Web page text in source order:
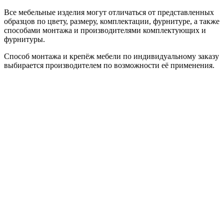
Все мебельные изделия могут отличаться от представленных
образцов по цвету, размеру, комплектации, фурнитуре, а также
способами монтажа и производителями комплектующих и
фурнитуры.
Способ монтажа и крепёж мебели по индивидуальному заказу
выбирается производителем по возможности её применения.